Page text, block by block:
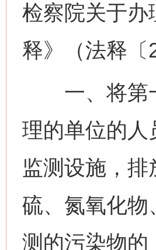
检察院关于办
释》（法释
一、将第一
理的单位的人
监测设施，
硫、氮氧化物
测的污染物的